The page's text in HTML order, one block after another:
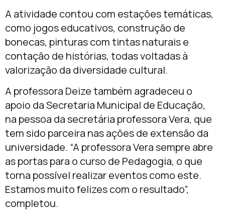
A atividade contou com estações temáticas,
como jogos educativos, construção de
bonecas, pinturas com tintas naturais e
contação de histórias, todas voltadas à
valorização da diversidade cultural.
A professora Deize também agradeceu o
apoio da Secretaria Municipal de Educação,
na pessoa da secretária professora Vera, que
tem sido parceira nas ações de extensão da
universidade. “A professora Vera sempre abre
as portas para o curso de Pedagogia, o que
torna possível realizar eventos como este.
Estamos muito felizes com o resultado”,
completou.